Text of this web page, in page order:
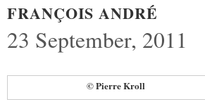
FRANÇOIS ANDRÉ
23 September, 2011
© Pierre Kroll